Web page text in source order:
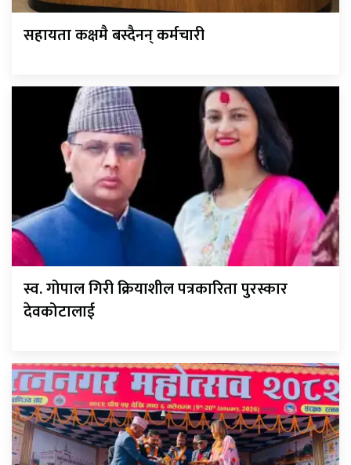
सहायता कक्षमै बस्दैनन् कर्मचारी
स्व. गोपाल गिरी क्रियाशील पत्रकारिता पुरस्कार
देवकोटालाई